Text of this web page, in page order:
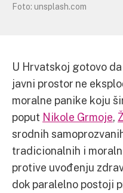
Foto: unsplash.com
U Hrvatskoj gotovo
javni prostor ne
moralne panike koju
poput Nikole Grmoje,
srodnih
tradicionalnih i
protive uvođenju
dok paralelno postoji